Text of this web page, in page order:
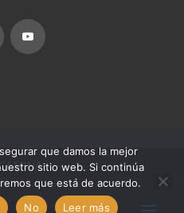
que damos la mejor
sitio web. Si continúa
que está de acuerdo.
No Leer más